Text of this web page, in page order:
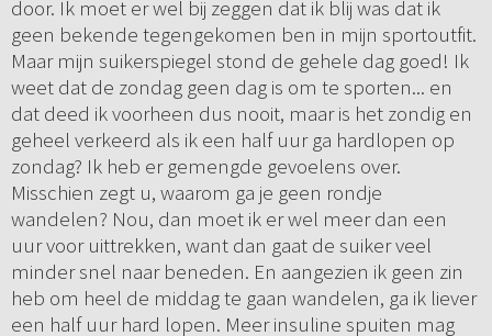
door. Ik moet er wel bij zeggen dat ik blij was dat ik
geen bekende tegengekomen ben in mijn sportoutfit.
Maar mijn suikerspiegel stond de gehele dag goed! Ik
weet dat de zondag geen dag is om te sporten... en
dat deed ik voorheen dus nooit, maar is het zondig en
geheel verkeerd als ik een half uur ga hardlopen op
zondag? Ik heb er gemengde gevoelens over.
Misschien zegt u, waarom ga je geen rondje
wandelen? Nou, dan moet ik er wel meer dan een
uur voor uittrekken, want dan gaat de suiker veel
minder snel naar beneden. En aangezien ik geen zin
heb om heel de middag te gaan wandelen, ga ik liever
een half uur hard lopen. Meer insuline spuiten mag